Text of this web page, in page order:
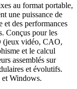
au format portable,
une puissance de
et des performances
Conçus pour les
(jeux vidéo, CAO,
et le calcul
assemblés sur
et évolutifs.
Windows.